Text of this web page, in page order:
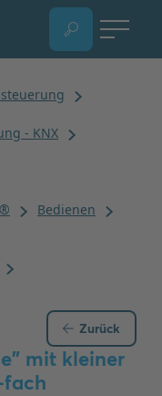
Zurück
mit kleiner
fach